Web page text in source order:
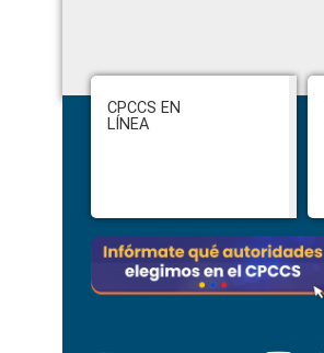
Footer
CPCCS EN
LÍNEA